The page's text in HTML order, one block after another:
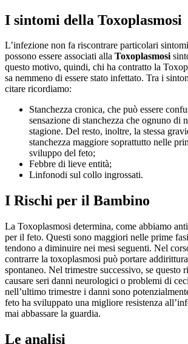
I sintomi della Toxoplasmosi
L’infezione non fa riscontrare particolari
possono essere associati alla Toxoplasmosi
questo motivo, quindi, chi ha contratto la
sa nemmeno di essere stato infettato. Tra i
citare ricordiamo:
Stanchezza cronica, che può essere
sensazione di stanchezza che ognuno di
stagione. Del resto, inoltre, la stessa
stanchezza maggiore soprattutto nelle
sviluppo del feto;
Febbre di lieve entità;
Linfonodi sul collo ingrossati.
I Rischi per il Bambino
La Toxoplasmosi determina, come abbiamo
per il feto. Questi sono maggiori nelle prime
tendono a diminuire nei mesi seguenti. Nel
contrarre la toxoplasmosi può portare
spontaneo. Nel trimestre successivo, se questo
causare seri danni neurologici o problemi di
nell’ultimo trimestre i danni sono
feto ha sviluppato una migliore resistenza
mai abbassare la guardia.
Le analisi